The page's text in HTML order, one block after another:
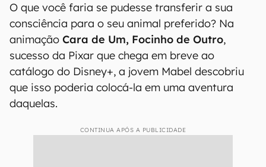
O que você faria se pudesse transferir a sua
consciência para o seu animal preferido? Na
animação Cara de Um, Focinho de Outro,
sucesso da Pixar que chega em breve ao
catálogo do Disney+, a jovem Mabel descobriu
que isso poderia colocá-la em uma aventura
daquelas.
CONTINUA APÓS A PUBLICIDADE